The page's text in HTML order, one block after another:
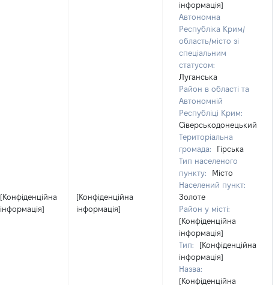
[Конфіденційна
інформація]
[Конфіденційна
інформація]
інформація]
Автономна
Республіка Крим/
область/місто зі
спеціальним
статусом:
Луганська
Район в області та
Автономній
Республіці Крим:
Сіверськодонецький
Територіальна
громада:
Гірська
Тип населеного
пункту:
Місто
Населений пункт:
Золоте
Район у місті:
[Конфіденційна
інформація]
Тип:
[Конфіденційна
інформація]
Назва:
[Конфіденційна